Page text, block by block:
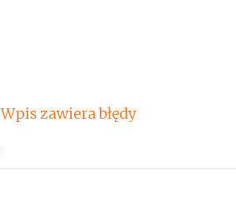
Wpis zawiera błędy